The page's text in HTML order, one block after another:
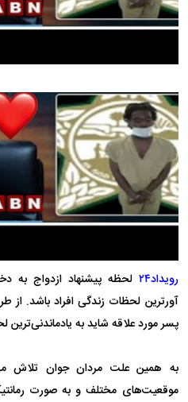
رویداد۲۴
لحظه پیشنهاد ازدواج به
آورترین لحظات زندگی افراد باشد. از
پسر مورد علاقه شاید به
به همین علت مردان جوان تلاش
موقعیت‌های مختلف و به صورت